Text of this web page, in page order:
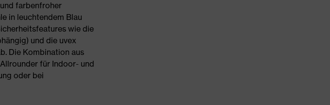
farbenfroher
in leuchtendem Blau
wie die
und die uvex
Die Kombination aus
für Indoor- und
oder bei